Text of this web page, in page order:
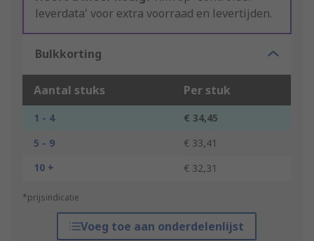
leverdata' voor extra voorraad en levertijden.
Bulkkorting
Aantal stuks Per stuk
1 - 4
€ 34,45
5 - 9
€ 33,41
10 +
€ 32,31
*prijsindicatie
Voeg toe aan onderdelenlijst